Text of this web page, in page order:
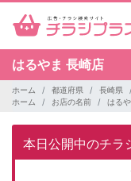
はるやま 長崎店
ホーム 都道府県 長崎県
ホーム
お店の名前 はる
本日公開中のチラ